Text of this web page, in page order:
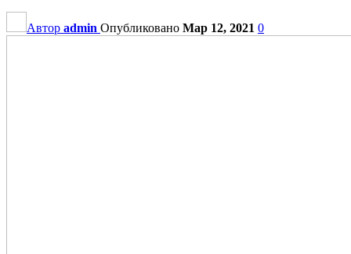
Автор admin Опубликовано Мар 12, 2021 0